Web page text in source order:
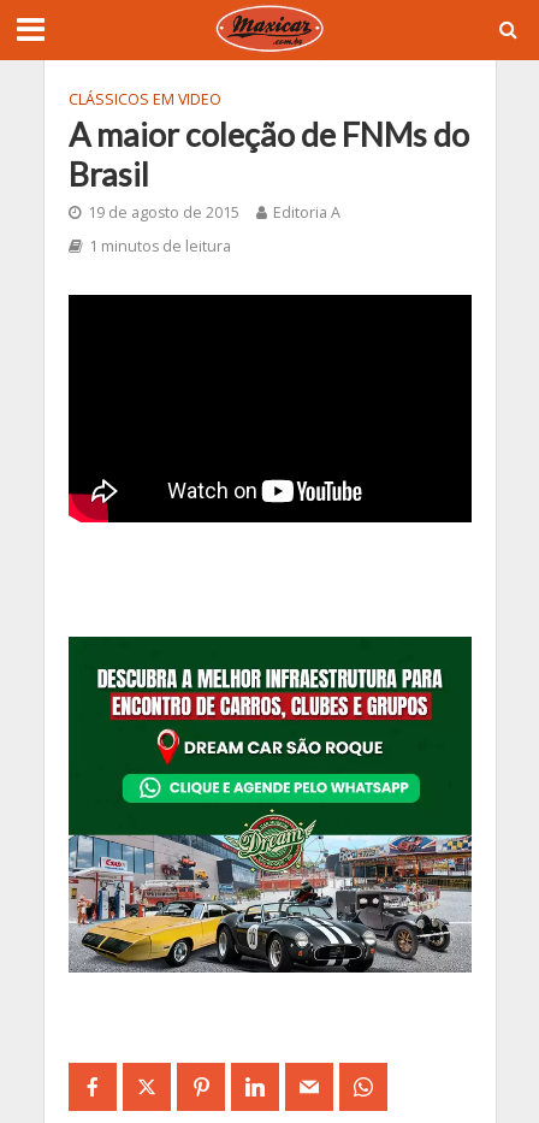
CLÁSSICOS EM VIDEO
A maior coleção de FNMs do
Brasil
19 de agosto de 2015
Editoria A
1 minutos de leitura